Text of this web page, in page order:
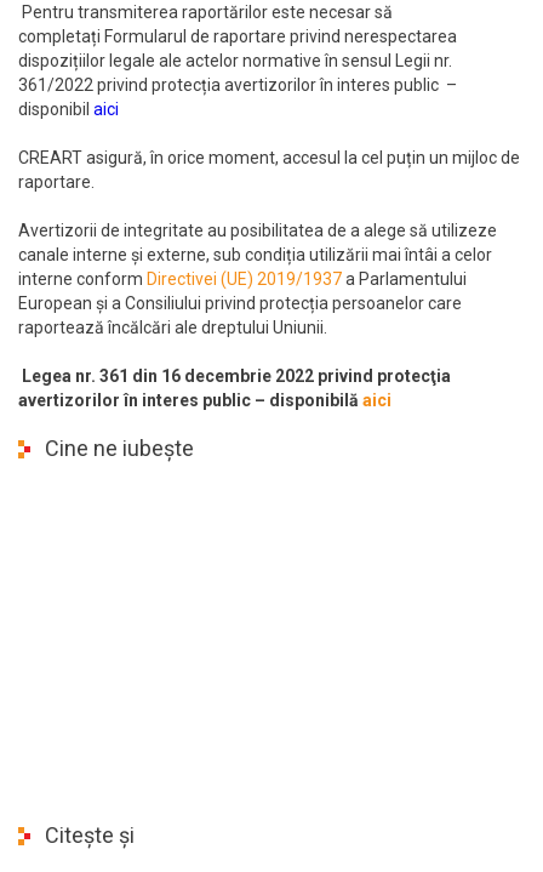
Pentru transmiterea raportărilor este necesar să
completați Formularul de raportare privind nerespectarea
dispozițiilor legale ale actelor normative în sensul Legii nr.
361/2022 privind protecția avertizorilor în interes public –
disponibil aici
CREART asigură, în orice moment, accesul la cel puțin un mijloc de
raportare.
Avertizorii de integritate au posibilitatea de a alege să utilizeze
canale interne și externe, sub condiția utilizării mai întâi a celor
interne conform Directivei (UE) 2019/1937a Parlamentului
European și a Consiliului privind protecția persoanelor care
raportează încălcări ale dreptului Uniunii.
Legea nr. 361 din 16 decembrie 2022 privind protecţia
avertizorilor în interes public – disponibilă aici
Cine ne iubește
Citește și